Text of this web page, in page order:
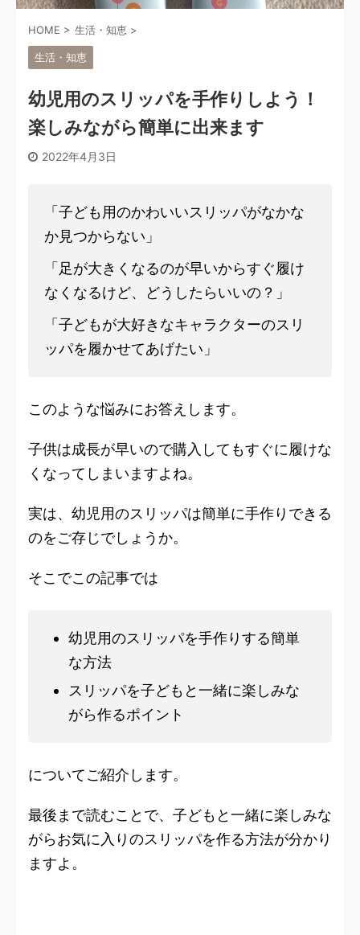
HOME > 生活・知恵 >
生活・知恵
幼児用のスリッパを手作りしよう！
楽しみながら簡単に出来ます
2022年4月3日
「子ども用のかわいいスリッパがなかな
か見つからない」
「足が大きくなるのが早いからすぐ履け
なくなるけど、どうしたらいいの？」
「子どもが大好きなキャラクターのスリ
ッパを履かせてあげたい」
このような悩みにお答えします。
子供は成長が早いので購入してもすぐに履けな
くなってしまいますよね。
実は、幼児用のスリッパは簡単に手作りできる
のをご存じでしょうか。
そこでこの記事では
幼児用のスリッパを手作りする簡単
な方法
スリッパを子どもと一緒に楽しみな
がら作るポイント
についてご紹介します。
最後まで読むことで、子どもと一緒に楽しみな
がらお気に入りのスリッパを作る方法が分かり
ますよ。